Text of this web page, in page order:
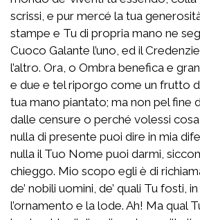
scrissi, e pur mercé la tua
stampe e Tu di propria mano ne
Cuoco Galante l’uno, ed il
l’altro. Ora, o Ombra benefica e
e due e tel riporgo come un frutto
tua mano piantato; ma non pel fine
dalle censure o perché volessi
nulla di presente puoi dire in mia
nulla il Tuo Nome puoi darmi,
chieggo. Mio scopo egli è di
de’ nobili uomini, de’ quali Tu fosti,
l’ornamento e la lode. Ah! Ma qual